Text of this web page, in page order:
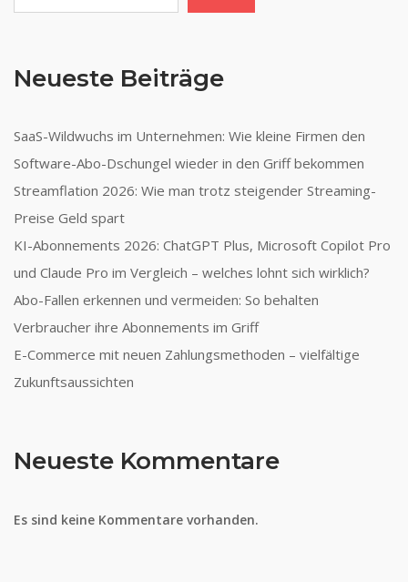
Neueste Beiträge
SaaS-Wildwuchs im Unternehmen: Wie kleine Firmen den
Software-Abo-Dschungel wieder in den Griff bekommen
Streamflation 2026: Wie man trotz steigender Streaming-
Preise Geld spart
KI-Abonnements 2026: ChatGPT Plus, Microsoft Copilot Pro
und Claude Pro im Vergleich – welches lohnt sich wirklich?
Abo-Fallen erkennen und vermeiden: So behalten
Verbraucher ihre Abonnements im Griff
E-Commerce mit neuen Zahlungsmethoden – vielfältige
Zukunftsaussichten
Neueste Kommentare
Es sind keine Kommentare vorhanden.